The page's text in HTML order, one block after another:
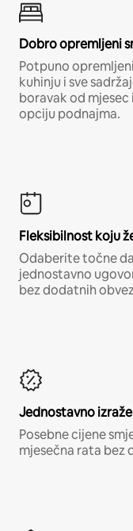
Dobro opremljeni
Potpuno
kuhinju i sve
boravak od mjesec
opciju podnajma.
Fleksibilnost koju
Odaberite točne
jednostavno
bez dodatnih
Jednostavno
Posebne cijene
mjesečna rata bez